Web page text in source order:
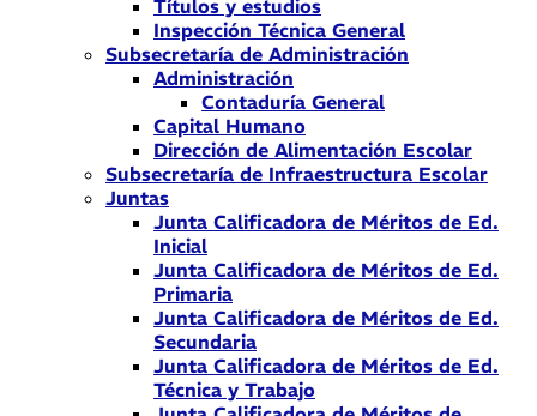
Títulos y estudios
Inspección Técnica General
Subsecretaría de Administración
Administración
Contaduría General
Capital Humano
Dirección de Alimentación Escolar
Subsecretaría de Infraestructura Escolar
Juntas
Junta Calificadora de Méritos de Ed.
Inicial
Junta Calificadora de Méritos de Ed.
Primaria
Junta Calificadora de Méritos de Ed.
Secundaria
Junta Calificadora de Méritos de Ed.
Técnica y Trabajo